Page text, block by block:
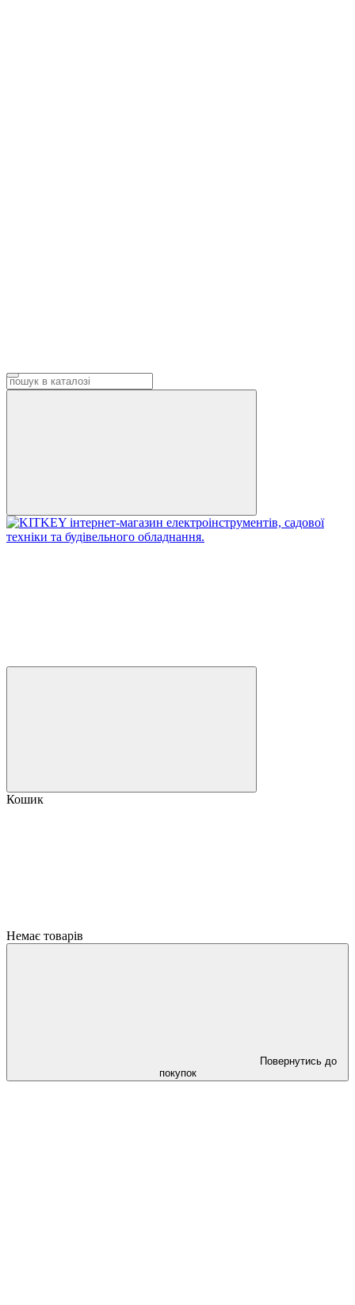
Кошик
Немає товарів
Повернутись до
покупок